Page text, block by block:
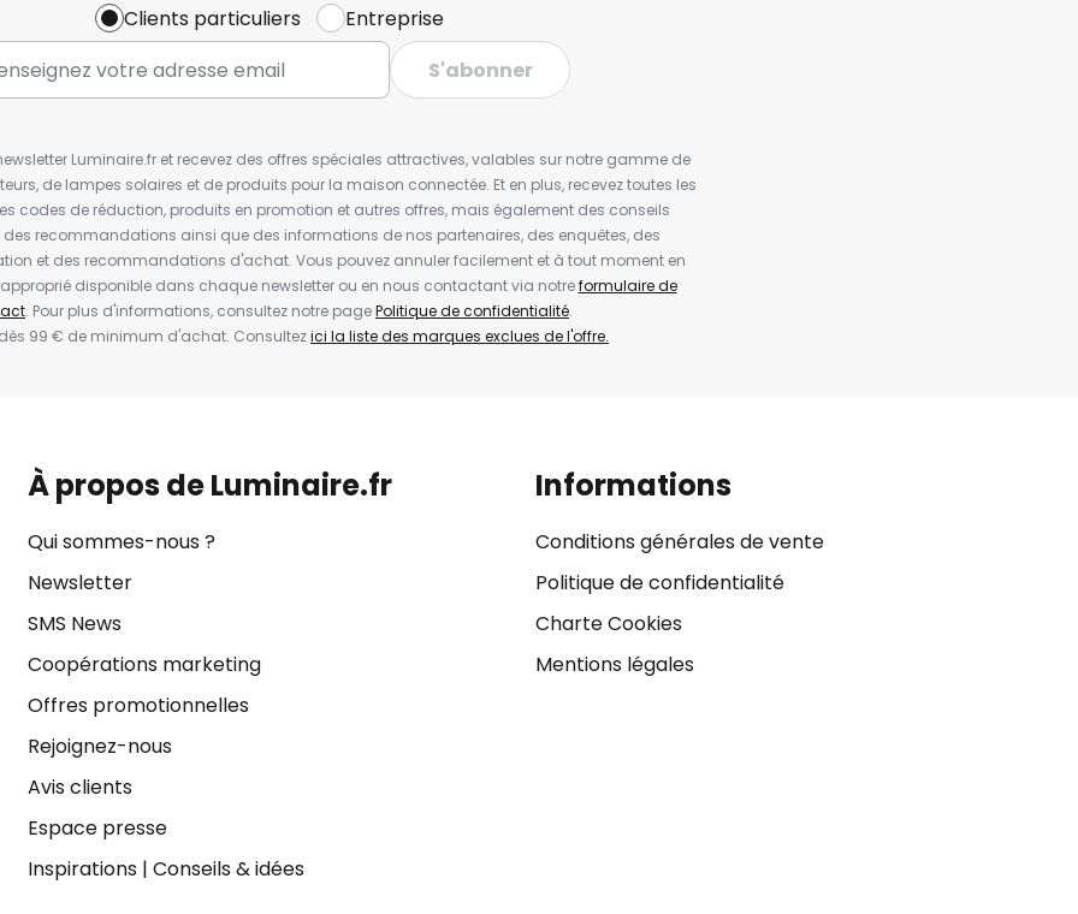
Clients particuliers
Entreprise
S'abonner
Luminaire.fr et recevez des offres spéciales attractives, valables sur notre gamme de
de lampes solaires et de produits pour la maison connectée. Et en plus, recevez toutes les
codes de réduction, produits en promotion et autres offres, mais également des conseils
des recommandations ainsi que des informations de nos partenaires, des enquêtes, des
et des recommandations d'achat. Vous pouvez annuler facilement et à tout moment en
disponible dans chaque newsletter ou en nous contactant via notreformulaire de
. Pour plus d'informations, consultez notre pagePolitique de confidentialité.
99 € de minimum d'achat. Consultezici la liste des marques exclues de l'offre.
À propos de Luminaire.fr
Qui sommes-nous ?
Newsletter
SMS News
Coopérations marketing
Offres promotionnelles
Rejoignez-nous
Avis clients
Espace presse
Inspirations| Conseils & idées
Informations
Conditions générales de vente
Politique de confidentialité
Charte Cookies
Mentions légales